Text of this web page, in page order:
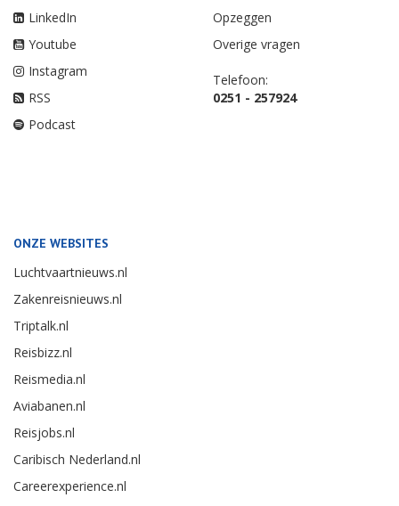
LinkedIn
Youtube
Instagram
RSS
Podcast
Opzeggen
Overige vragen
Telefoon:
0251 - 257924
ONZE WEBSITES
Luchtvaartnieuws.nl
Zakenreisnieuws.nl
Triptalk.nl
Reisbizz.nl
Reismedia.nl
Aviabanen.nl
Reisjobs.nl
Caribisch Nederland.nl
Careerexperience.nl